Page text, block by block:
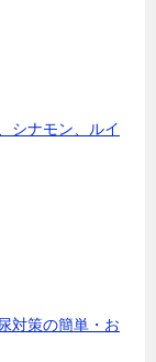
シナモン、ルイ
対策の簡単・お